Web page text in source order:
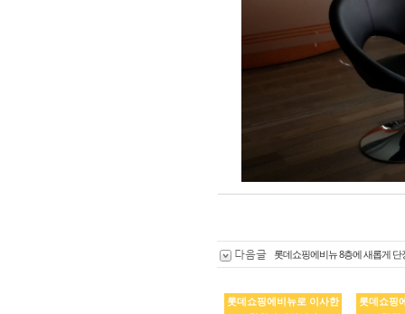
다음글 롯데쇼핑에비뉴 8층에 새롭게
롯데쇼핑에비뉴로 이사한
롯데쇼핑